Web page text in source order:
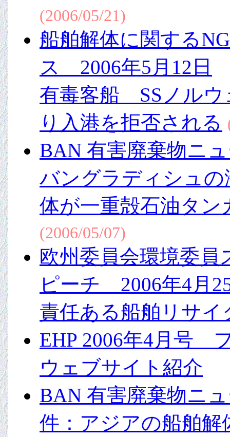
(2006/05/21)
船舶解体に関する
ス 2006年5月12日
有毒客船 SSノル
り入港を拒否される
BAN 有害廃棄物ニ
バングラディシュ
体が一重殻石油タン
(2006/05/07)
欧州委員会環境委
ピーチ 2006年4月
責任ある船舶リサ
EHP 2006年4月号
ウェブサイト紹介
BAN 有害廃棄物ニ
件：アジアの船舶解